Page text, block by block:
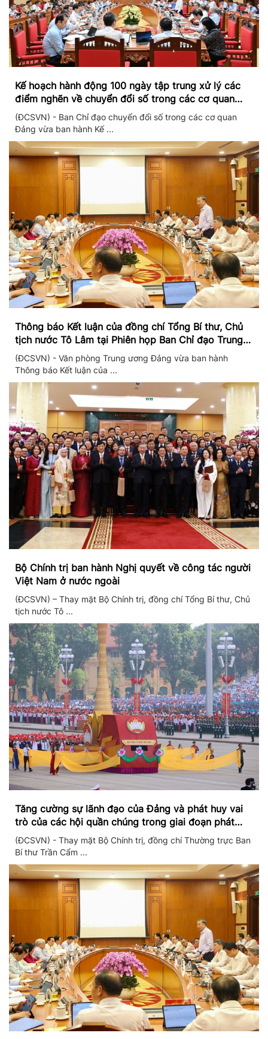
Kế hoạch hành động 100 ngày tập trung xử lý các
điểm nghẽn về chuyển đổi số trong các cơ quan
Đảng
(ĐCSVN) - Ban Chỉ đạo chuyển đổi số trong các cơ quan
Đảng vừa ban hành Kế ...
Thông báo Kết luận của đồng chí Tổng Bí thư, Chủ
tịch nước Tô Lâm tại Phiên họp Ban Chỉ đạo Trung
ương thực hiện Nghị quyết 57
(ĐCSVN) - Văn phòng Trung ương Đảng vừa ban hành
Thông báo Kết luận của ...
Bộ Chính trị ban hành Nghị quyết về công tác người
Việt Nam ở nước ngoài
(ĐCSVN) – Thay mặt Bộ Chính trị, đồng chí Tổng Bí thư, Chủ
tịch nước Tô ...
Tăng cường sự lãnh đạo của Đảng và phát huy vai
trò của các hội quần chúng trong giai đoạn phát
triển mới
(ĐCSVN) - Thay mặt Bộ Chính trị, đồng chí Thường trực Ban
Bí thư Trần Cẩm ...